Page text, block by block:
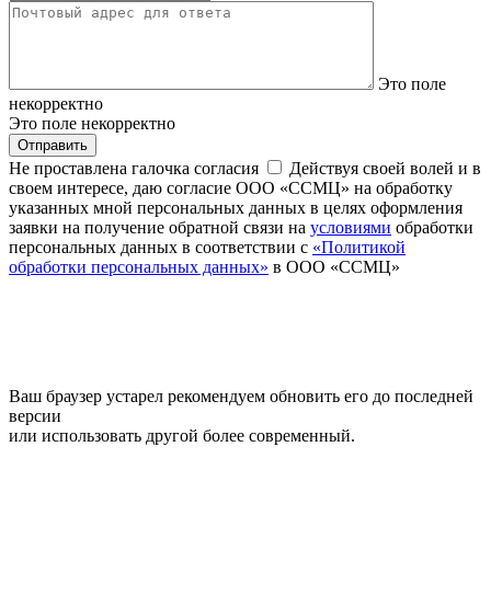
Это поле
некорректно
Это поле некорректно
Отправить
Не проставлена галочка согласия
Действуя своей волей и в
своем интересе, даю согласие ООО «ССМЦ» на обработку
указанных мной персональных данных в целях оформления
заявки на получение обратной связи на условиями обработки
персональных данных в соответствии с «Политикой
обработки персональных данных» в ООО «ССМЦ»
Ваш браузер устарел рекомендуем обновить его до последней
версии
или использовать другой более современный.